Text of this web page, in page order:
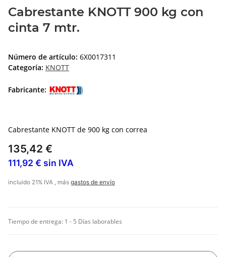
Cabrestante KNOTT 900 kg con
cinta 7 mtr.
Número de artículo: 6X0017311
Categoría: KNOTT
Fabricante:
Cabrestante KNOTT de 900 kg con correa
135,42 €
111,92 € sin IVA
incluido 21% IVA , más gastos de envío
Tiempo de entrega: 1 - 5 Días laborables